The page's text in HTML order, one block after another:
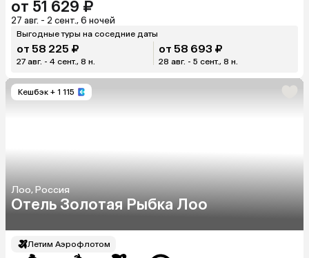
от 51 629 ₽
27 авг. - 2 сент., 6 ночей
Выгодные туры на соседние даты
от 58 225 ₽
27 авг. - 4 сент., 8 н.
от 58 693 ₽
28 авг. - 5 сент., 8 н.
Кешбэк + 1 115
Лоо, Россия
Отель Золотая Рыбка Лоо
Летим Аэрофлотом